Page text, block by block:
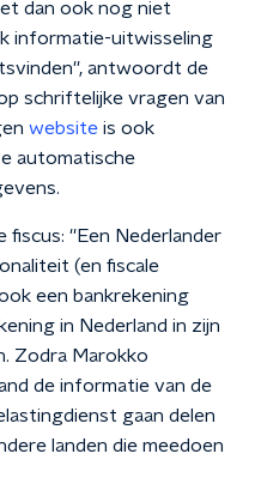
dan ook nog niet
informatie-uitwisseling
antwoordt de
schriftelijke vragen van
website is ook
automatische
fiscus: ''Een Nederlander
(en fiscale
een bankrekening
in Nederland in zijn
Zodra Marokko
de informatie van de
gaan delen
landen die meedoen